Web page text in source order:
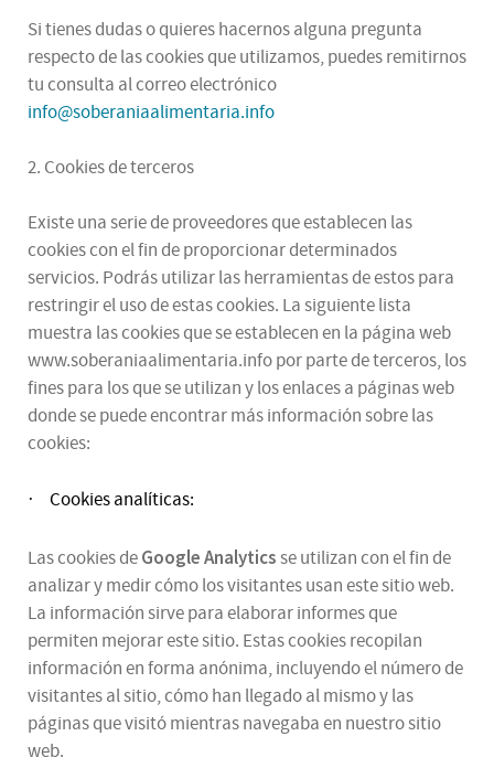
Si tienes dudas o quieres hacernos alguna pregunta
respecto de las cookies que utilizamos, puedes remitirnos
tu consulta al correo electrónico
info@soberaniaalimentaria.info
2. Cookies de terceros
Existe una serie de proveedores que establecen las
cookies con el fin de proporcionar determinados
servicios. Podrás utilizar las herramientas de estos para
restringir el uso de estas cookies. La siguiente lista
muestra las cookies que se establecen en la página web
www.soberaniaalimentaria.info por parte de terceros, los
fines para los que se utilizan y los enlaces a páginas web
donde se puede encontrar más información sobre las
cookies:
· Cookies analíticas:
Las cookies deGoogle Analyticsse utilizan con el fin de
analizar y medir cómo los visitantes usan este sitio web.
La información sirve para elaborar informes que
permiten mejorar este sitio. Estas cookies recopilan
información en forma anónima, incluyendo el número de
visitantes al sitio, cómo han llegado al mismo y las
páginas que visitó mientras navegaba en nuestro sitio
web.